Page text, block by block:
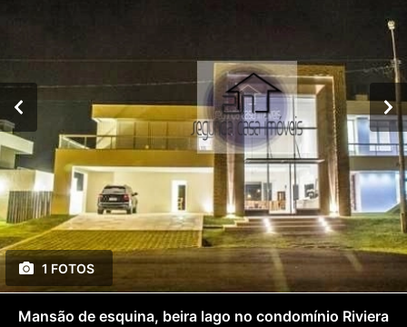
1 FOTOS
Mansão de esquina, beira lago no condomínio Riviera